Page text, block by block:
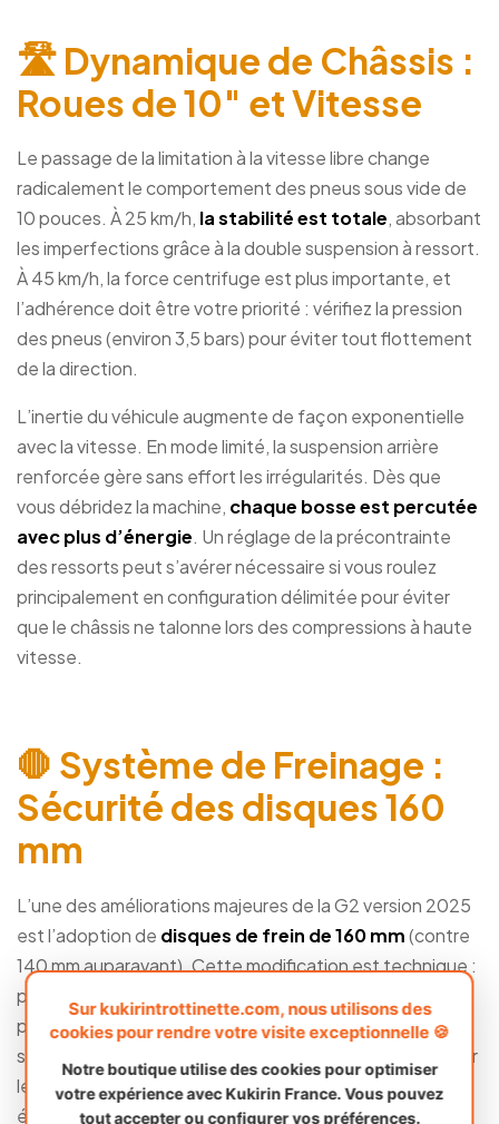
🛣️ Dynamique de Châssis :
Roues de 10″ et Vitesse
Le passage de la limitation à la vitesse libre change
radicalement le comportement des pneus sous vide de
10 pouces. À 25 km/h, la stabilité est totale, absorbant
les imperfections grâce à la double suspension à ressort.
À 45 km/h, la force centrifuge est plus importante, et
l’adhérence doit être votre priorité : vérifiez la pression
des pneus (environ 3,5 bars) pour éviter tout flottement
de la direction.
L’inertie du véhicule augmente de façon exponentielle
avec la vitesse. En mode limité, la suspension arrière
renforcée gère sans effort les irrégularités. Dès que
vous débridez la machine, chaque bosse est percutée
avec plus d’énergie. Un réglage de la précontrainte
des ressorts peut s’avérer nécessaire si vous roulez
principalement en configuration délimitée pour éviter
que le châssis ne talonne lors des compressions à haute
vitesse.
🛑 Système de Freinage :
Sécurité des disques 160
mm
L’une des améliorations majeures de la G2 version 2025
est l’adoption de disques de frein de 160 mm(contre
140 mm auparavant). Cette modification est technique :
plus le disque est grand, plus le bras de levier est
puissant et plus la chaleur se dissipe vite. C’est une
sécurité indispensable lorsque vous décidez de débrider
le moteur, car l’énergie cinétique à 45 km/h est bien plus
élevée qu’à 25 km/h.
Sur kukirintrottinette.com, nous utilisons des
cookies pour rendre votre visite exceptionnelle 🍪
Notre boutique utilise des cookies pour optimiser
votre expérience avec Kukirin France. Vous pouvez
tout accepter ou configurer vos préférences.